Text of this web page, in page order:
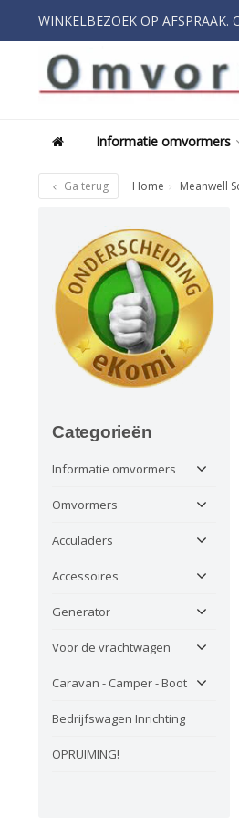
WINKELBEZOEK OP
Informatie omvormers
Ga terug Home Meanwell
Categorieën
Informatie omvormers
Omvormers
Acculaders
Accessoires
Generator
Voor de vrachtwagen
Caravan - Camper - Boot
Bedrijfswagen Inrichting
OPRUIMING!